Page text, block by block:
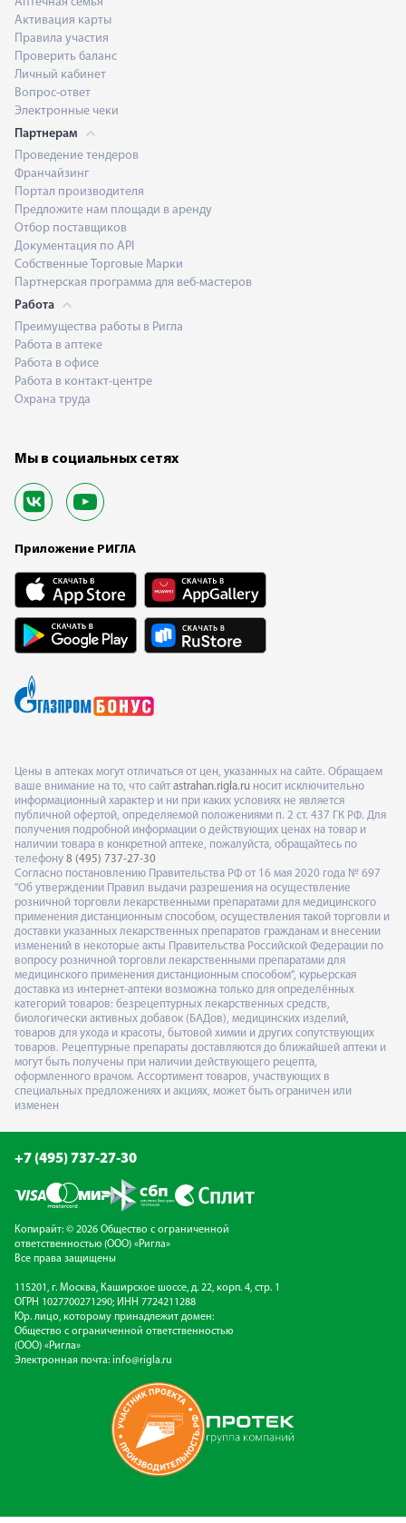
Активация карты
Правила участия
Проверить баланс
Личный кабинет
Вопрос-ответ
Электронные чеки
Партнерам
Проведение тендеров
Франчайзинг
Портал производителя
Предложите нам площади в аренду
Отбор поставщиков
Документация по API
Собственные Торговые Марки
Партнерская программа для веб-мастеров
Работа
Преимущества работы в Ригла
Работа в аптеке
Работа в офисе
Работа в контакт-центре
Охрана труда
Мы в социальных сетях
Приложение РИГЛА
Цены в аптеках могут отличаться от цен, указанных на сайте. Обращаем
ваше внимание на то, что сайт astrahan.rigla.ru носит исключительно
информационный характер и ни при каких условиях не является
публичной офертой, определяемой положениями п. 2 ст. 437 ГК РФ. Для
получения подробной информации о действующих ценах на товар и
наличии товара в конкретной аптеке, пожалуйста, обращайтесь по
телефону 8 (495) 737-27-30
Согласно постановлению Правительства РФ от 16 мая 2020 года № 697
"Об утверждении Правил выдачи разрешения на осуществление
розничной торговли лекарственными препаратами для медицинского
применения дистанционным способом, осуществления такой торговли и
доставки указанных лекарственных препаратов гражданам и внесении
изменений в некоторые акты Правительства Российской Федерации по
вопросу розничной торговли лекарственными препаратами для
медицинского применения дистанционным способом", курьерская
доставка из интернет-аптеки возможна только для определённых
категорий товаров: безрецептурных лекарственных средств,
биологически активных добавок (БАДов), медицинских изделий,
товаров для ухода и красоты, бытовой химии и других сопутствующих
товаров. Рецептурные препараты доставляются до ближайшей аптеки и
могут быть получены при наличии действующего рецепта,
оформленного врачом. Ассортимент товаров, участвующих в
специальных предложениях и акциях, может быть ограничен или
изменен
+7 (495) 737-27-30
Копирайт: © 2026 Общество с ограниченной
ответственностью (ООО) «Ригла»
Все права защищены
115201, г. Москва, Каширское шоссе, д. 22, корп. 4, стр. 1
ОГРН 1027700271290; ИНН 7724211288
Юр. лицо, которому принадлежит домен:
Общество с ограниченной ответственностью
(ООО) «Ригла»
Электронная почта: info@rigla.ru